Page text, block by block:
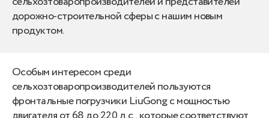
дорожно-строительной сферы с нашим новым
продуктом.
Особым интересом среди
сельхозтоваропроизводителей пользуются
фронтальные погрузчики LiuGong с мощностью